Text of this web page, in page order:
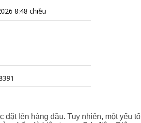
8:48 chiều
lên hàng đầu. Tuy nhiên, một yếu tố